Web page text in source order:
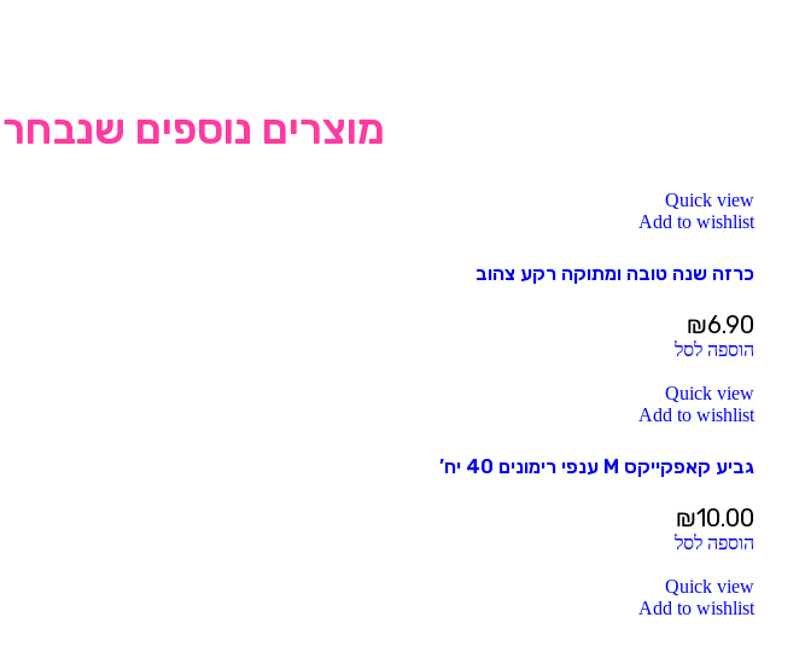
מוצרים נוספים
Quick view
Add to wishlist
כרזה שנה טובה ומתוקה רקע צהוב
₪6.90
הוספה לסל
Quick view
Add to wishlist
גביע קאפקייקס M ענפי רימונים 40 יח’
₪10.00
הוספה לסל
Quick view
Add to wishlist